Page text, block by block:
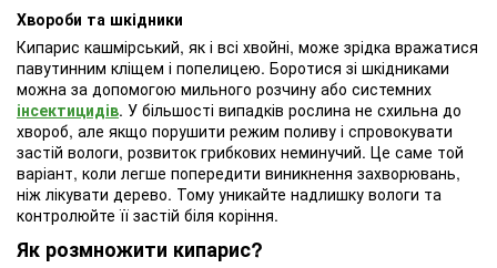
Хвороби та шкідники
Кипарис кашмірський, як і всі хвойні, може зрідка вражатися
павутинним кліщем і попелицею. Боротися зі шкідниками
можна за допомогою мильного розчину або системних
інсектицидів. У більшості випадків рослина не схильна до
хвороб, але якщо порушити режим поливу і спровокувати
застій вологи, розвиток грибкових неминучий. Це саме той
варіант, коли легше попередити виникнення захворювань,
ніж лікувати дерево. Тому уникайте надлишку вологи та
контролюйте її застій біля коріння.
Як розмножити кипарис?